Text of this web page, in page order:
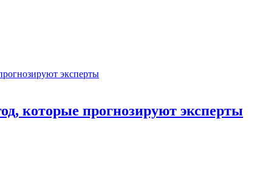
которые прогнозируют эксперты